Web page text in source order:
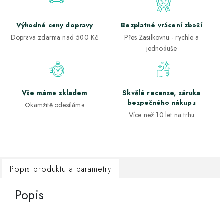
Výhodné ceny dopravy
Doprava zdarma nad 500 Kč
Bezplatné vrácení zboží
Přes Zasilkovnu - rychle a
jednoduše
Vše máme skladem
Okamžitě odesíláme
Skvělé recenze, záruka
bezpečného nákupu
Více než 10 let na trhu
Popis produktu a parametry
Popis